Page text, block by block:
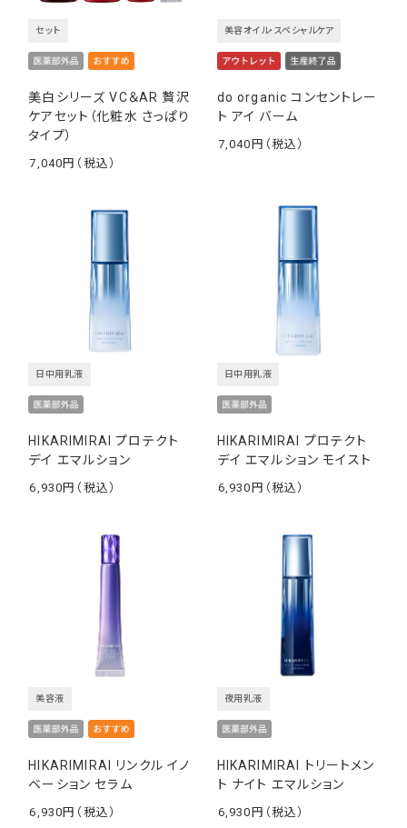
美白シリーズ VC＆AR 贅沢
ケアセット（化粧水 さっぱり
タイプ）
セット
7,040
do organic コンセントレー
ト アイ バーム
美容オイル・スペシャルケア
7,040
HIKARIMIRAI プロテクト
デイ エマルション
日中用乳液
6,930
HIKARIMIRAI プロテクト
デイ エマルション モイスト
日中用乳液
6,930
HIKARIMIRAI リンクル イノ
ベーション セラム
美容液
6,930
HIKARIMIRAI トリートメン
ト ナイト エマルション
夜用乳液
6,930